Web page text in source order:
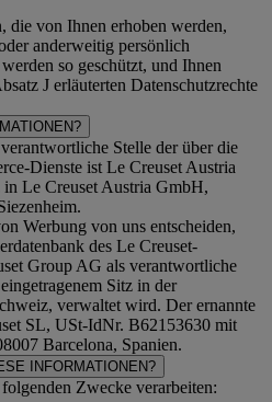
die von Ihnen erhoben werden,
anderweitig persönlich
so geschützt, und Ihnen
J erläuterten Datenschutzrechte
Stelle der über die
Dienste ist Le Creuset Austria
Le Creuset Austria GmbH,
Werbung von uns entscheiden,
des Le Creuset-
Group AG als verantwortliche
Sitz in der
verwaltet wird. Der ernannte
SL, USt-IdNr. B62153630 mit
Barcelona, Spanien.
INFORMATIONEN?
Zwecke verarbeiten: